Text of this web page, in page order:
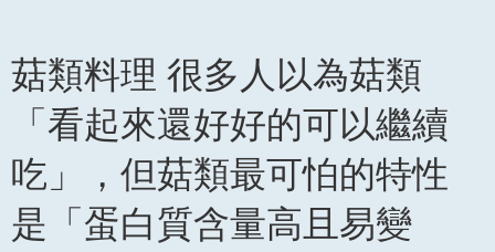
菇類料理 很多人以為菇類
「看起來還好好的可以繼續
吃」，但菇類最可怕的特性
是「蛋白質含量高且易變